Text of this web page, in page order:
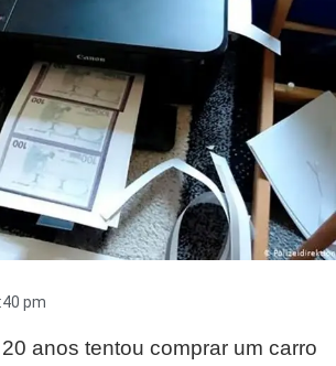
pm
anos tentou comprar um carro